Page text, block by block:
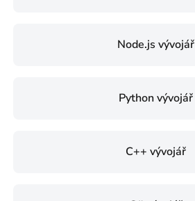
Node.js vývojář
Python vývojář
C++ vývojář